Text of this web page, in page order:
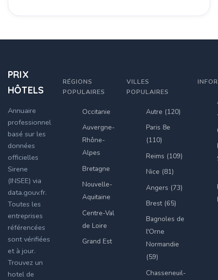
PRIX
HÔTELS
Annuaire
professionnel
basé sur les
données
officielles
Sirene
(INSEE) via
data.gouv.fr.
Toutes les
entreprises
référencées
sont vérifiées
et à jour.
Trouvez un
hotel de
RÉGIONS
POPULAIRES
Occitanie
Auvergne-
Rhône-
Alpes
Bretagne
Nouvelle-
Aquitaine
Centre-Val
de Loire
Grand Est
VILLES
POPULAIRES
Autre (120)
Paris 8e
(110)
Reims (109)
Nice (81)
Angers (73)
Brest (65)
Bagnoles de
l'Orne
Normandie
(59)
Chasseneuil-